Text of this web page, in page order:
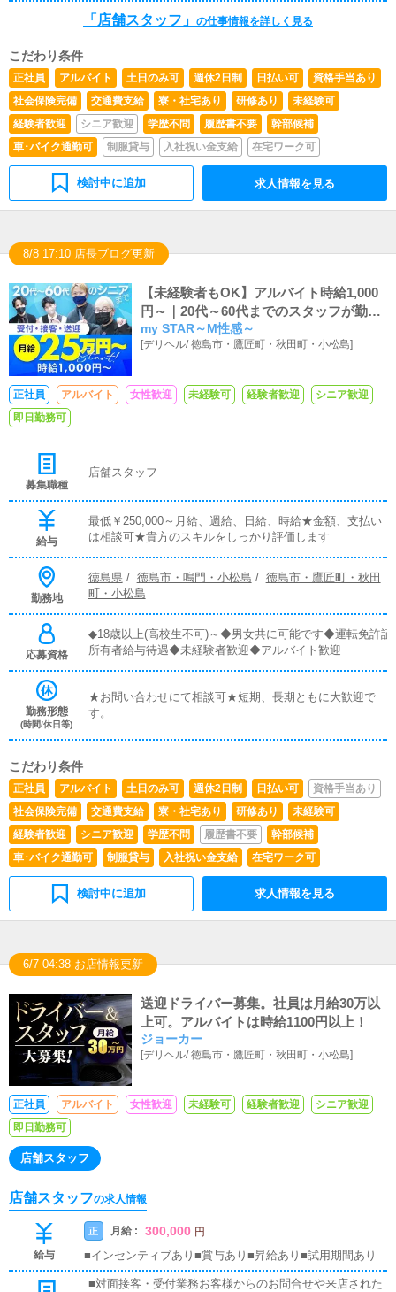
「店舗スタッフ」 の仕事情報を詳しく見る
こだわり条件
正社員 アルバイト 土日のみ可 週休2日制 日払い可
資格手当あり
社会保険完備
交通費支給 寮・社宅あり 研修あり
未経験可
経験者歓迎
シニア歓迎 学歴不問 履歴書不要
幹部候補
車･バイク通勤可
制服貸与 入社祝い金支給 在宅ワーク可
検討中に追加 求人情報を見る
8/8 17:10 店長ブログ更新
【未経験者もOK】アルバイト時給1,000
円～｜20代～60代までのスタッフが勤務
中
my STAR～M性感～
[デリヘル/徳島市・鷹匠町・秋田町・小松島]
正社員 アルバイト 女性歓迎 未経験可 経験者歓迎
シニア歓迎
即日勤務可
募集職種
店舗スタッフ
給与
最低￥250,000～月給、週給、日給、時給★金額、支払い
は相談可★貴方のスキルをしっかり評価します
勤務地
徳島県 / 徳島市・鳴門・小松島 / 徳島市・鷹匠町・秋田
町・小松島
応募資格
◆18歳以上(高校生不可)～◆男女共に可能です◆運転免許証
所有者給与待遇◆未経験者歓迎◆アルバイト歓迎
勤務形態
(時間/休日等)
★お問い合わせにて相談可★短期、長期ともに大歓迎で
す。
こだわり条件
正社員 アルバイト 土日のみ可 週休2日制 日払い可
資格手当あり
社会保険完備
交通費支給 寮・社宅あり 研修あり
未経験可
経験者歓迎
シニア歓迎 学歴不問 履歴書不要
幹部候補
車･バイク通勤可
制服貸与 入社祝い金支給 在宅ワーク可
検討中に追加 求人情報を見る
6/7 04:38 お店情報更新
送迎ドライバー募集。社員は月給30万以
上可。アルバイトは時給1100円以上！
ジョーカー
[デリヘル/徳島市・鷹匠町・秋田町・小松島]
正社員 アルバイト 女性歓迎 未経験可 経験者歓迎
シニア歓迎
即日勤務可
店舗スタッフ
店舗スタッフの求人情報
給与
正 月給 : 300,000 円
■インセンティブあり■賞与あり■昇給あり■試用期間あり
■対面接客・受付業務お客様からのお問合せや来店された